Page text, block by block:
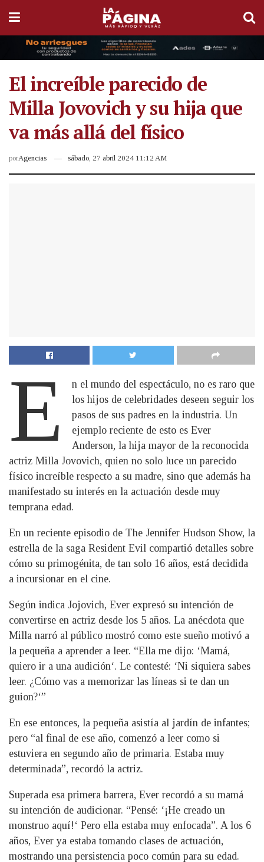
El increíble parecido de
Milla Jovovich y su hija que
va más allá del físico
porAgencias sábado, 27 abril 2024 11:12 AM
E
n el mundo del espectáculo, no es raro que
los hijos de celebridades deseen seguir los
pasos de sus padres en la industria. Un
ejemplo reciente de esto es Ever
Anderson, la hija mayor de la reconocida
actriz Milla Jovovich, quien no solo luce un parecido
físico increíble respecto a su madre, sino que además ha
manifestado su interés en la actuación desde muy
temprana edad.
En un reciente episodio de The Jennifer Hudson Show, la
estrella de la saga Resident Evil compartió detalles sobre
cómo su primogénita, de tan solo 16 años, está decidida
a incursionar en el cine.
Según indica Jojovich, Ever expresó su intención de
convertirse en actriz desde los 5 años. La anécdota que
Milla narró al público mostró como este sueño motivó a
la pequeña a aprender a leer. “Ella me dijo: ‘Mamá,
quiero ir a una audición‘. Le contesté: ‘Ni siquiera sabes
leer. ¿Cómo vas a memorizar las líneas si te dan un
guion?‘”
En ese entonces, la pequeña asistía al jardín de infantes;
pero “al final de ese año, comenzó a leer como si
estuviera en segundo año de primaria. Estaba muy
determinada”, recordó la actriz.
Superada esa primera barrera, Ever recordó a su mamá
su intención de audicionar. “Pensé: ‘¡He creado un
monstruo aquí!‘ Pero ella estaba muy enfocada”. A los 6
años, Ever ya estaba tomando clases de actuación,
mostrando una persistencia poco común para su edad.